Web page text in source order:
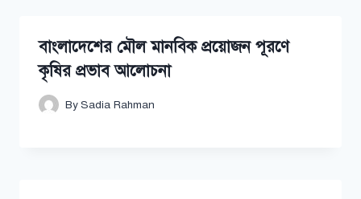
বাংলাদেশের মৌল মানবিক প্রয়োজন পূরণে
কৃষির প্রভাব আলোচনা
BySadia Rahman